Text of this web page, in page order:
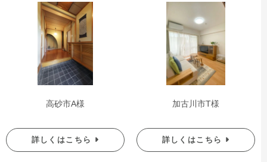
高砂市A様
詳しくはこちら
加古川市T様
詳しくはこちら